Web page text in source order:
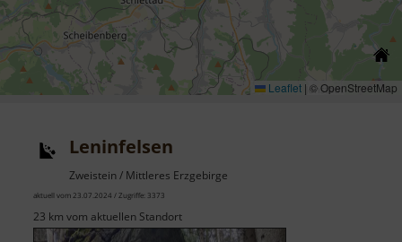
Leaflet | © OpenStreetMap
Leninfelsen
Zweistein / Mittleres Erzgebirge
aktuell vom 23.07.2024 / Zugriffe: 3373
23 km vom aktuellen Standort